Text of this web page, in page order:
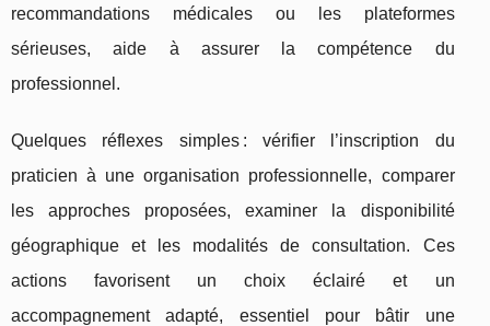
recommandations médicales ou les plateformes
sérieuses, aide à assurer la compétence du
professionnel.
Quelques réflexes simples : vérifier l’inscription du
praticien à une organisation professionnelle, comparer
les approches proposées, examiner la disponibilité
géographique et les modalités de consultation. Ces
actions favorisent un choix éclairé et un
accompagnement adapté, essentiel pour bâtir une